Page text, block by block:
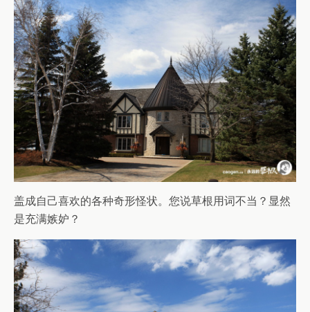
盖成自己喜欢的各种奇形怪状。您说草根用词不当？显然
是充满嫉妒？